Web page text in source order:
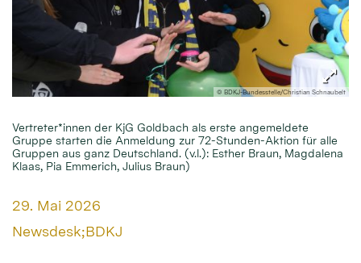
© BDKJ-Bundesstelle/Christian Schnaubelt
Vertreter*innen der KjG Goldbach als erste angemeldete
Gruppe starten die Anmeldung zur 72-Stunden-Aktion für alle
Gruppen aus ganz Deutschland. (v.l.): Esther Braun, Magdalena
Klaas, Pia Emmerich, Julius Braun)
Datum:
29. Mai 2026
Von:
Newsdesk;BDKJ